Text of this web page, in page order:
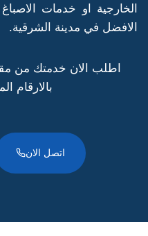
الخارجية او خدمات
الافضل في مدينة الشرقية.
اطلب الان خدمتك من
بالارقام
اتصل الان